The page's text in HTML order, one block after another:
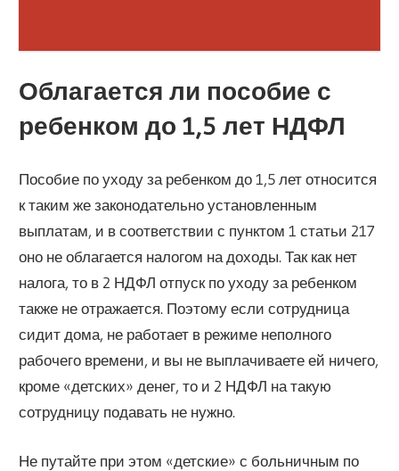
Облагается ли пособие с
ребенком до 1,5 лет НДФЛ
Пособие по уходу за ребенком до 1,5 лет относится
к таким же законодательно установленным
выплатам, и в соответствии с пунктом 1 статьи 217
оно не облагается налогом на доходы. Так как нет
налога, то в 2 НДФЛ отпуск по уходу за ребенком
также не отражается. Поэтому если сотрудница
сидит дома, не работает в режиме неполного
рабочего времени, и вы не выплачиваете ей ничего,
кроме «детских» денег, то и 2 НДФЛ на такую
сотрудницу подавать не нужно.
Не путайте при этом «детские» с больничным по